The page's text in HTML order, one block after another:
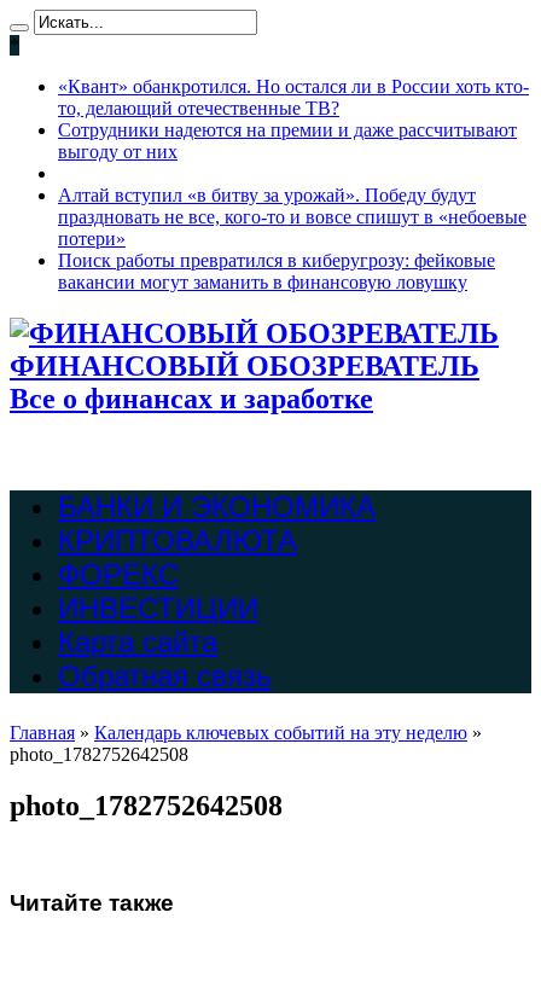
*
«Квант» обанкротился. Но остался ли в России хоть кто-
то, делающий отечественные ТВ?
Сотрудники надеются на премии и даже рассчитывают
выгоду от них
Алтай вступил «в битву за урожай». Победу будут
праздновать не все, кого-то и вовсе спишут в «небоевые
потери»
Поиск работы превратился в киберугрозу: фейковые
вакансии могут заманить в финансовую ловушку
ФИНАНСОВЫЙ ОБОЗРЕВАТЕЛЬ
Все о финансах и заработке
БАНКИ И ЭКОНОМИКА
КРИПТОВАЛЮТА
ФОРЕКС
ИНВЕСТИЦИИ
Карта сайта
Обратная связь
Главная » Календарь ключевых событий на эту неделю »
photo_1782752642508
photo_1782752642508
Читайте также